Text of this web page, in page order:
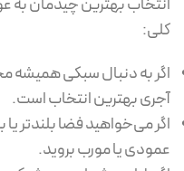
انتخاب بهترین چیدمان به
کلی:
اگر به دنبال سبکی همیشه
آجری بهترین انتخاب است.
اگر می‌خواهید فضا بلندتر
عمودی یا مورب بروید.